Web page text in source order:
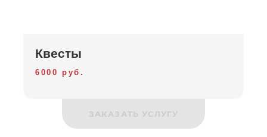
Квесты
6000 руб.
ЗАКАЗАТЬ УСЛУГУ